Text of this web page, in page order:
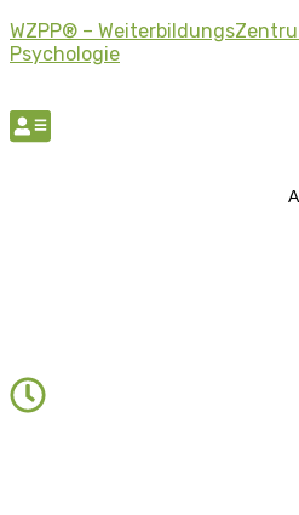
WZPP® –
Psychologie